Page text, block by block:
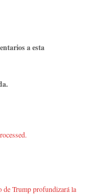
a esta
de Trump profundizará la